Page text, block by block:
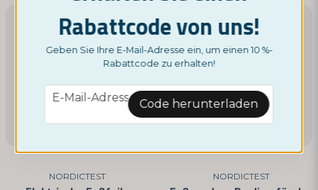
NORDICTEST NORDICTEST
E-Mail-Adresse
Ja, Sie können meine Frage veröffentlichen
Rabattcode von uns!
Geben Sie Ihre E-Mail-Adresse ein, um einen 10 %-
Rabattcode zu erhalten!
email
E-Mail-Adresse Code herunterladen